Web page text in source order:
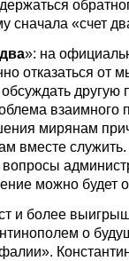
сначала «счет
»: на
отказаться от
обсуждать
взаимного
мирянам
вместе
вопросы
можно будет
и более
о